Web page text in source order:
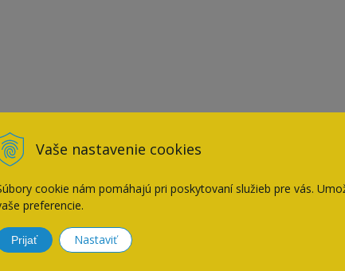
Vaše nastavenie cookies
cookie nám pomáhajú pri poskytovaní služieb pre vás.
preferencie.
Prijať Nastaviť